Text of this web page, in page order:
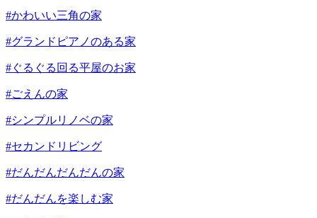
#かわいい三角の家
#グランドピアノのある家
#ぐるぐる回る平屋のお家
#ごえんの家
#シンプルリノベの家
#セカンドリビング
#だんだんだんだんの家
#だんだんを楽しむ家